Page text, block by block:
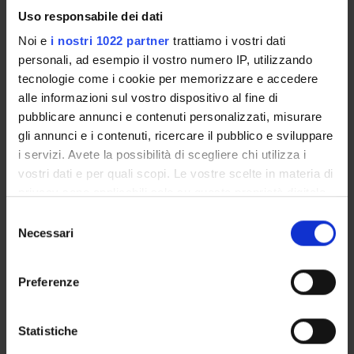
Uso responsabile dei dati
Noi e i nostri 1022 partner trattiamo i vostri dati
personali, ad esempio il vostro numero IP, utilizzando
tecnologie come i cookie per memorizzare e accedere
alle informazioni sul vostro dispositivo al fine di
pubblicare annunci e contenuti personalizzati, misurare
gli annunci e i contenuti, ricercare il pubblico e sviluppare
i servizi. Avete la possibilità di scegliere chi utilizza i
vostri dati e per quali scopi. Le vostre scelte in materia di
modificare o revocare il proprio consenso in qualsiasi
momento dalla Dichiarazione sui cookie o facendo clic
raccogliere informazioni sulla tua posizione
geografica, con un'approssimazione di qualche
delNecessari
Preferenze
Statistiche
Goals
Coinvolgere la comunità studentesca e quella cittadina.
Addressees
Studenti/Studentesse
Links to websites
https://modusverona.it/spettacolo/echi-contemporanei/
Prevalent Category
Organizzazione di concerti, spettacoli teatrali, rassegne
Organizzazione di concerti, spettacoli teatrali, rassegne
cinematografiche, eventi sportivi, mostre, esposizioni e altri
Sustainable Development Goals - SDGs